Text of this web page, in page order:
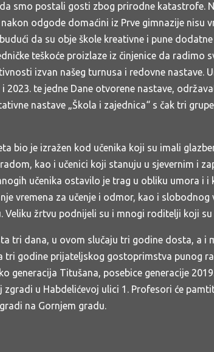
smo postali gosti zbog prirodne katastrofe.
nakon odgode domaćini iz Prve gimnazije
da su obje škole kreativne i pune
teškoće proizlaze iz činjenice da
izvan našeg turnusa i redovne
i 2023. te jedne Dane otvorene nastave,
nastave „Škola i zajednica“ s čak tri
bio je izražen kod učenika koji su imali
kao i učenici koji stanuju u sjevernim i
učenika ostavilo je trag u obliku umora i
vremena za učenje i odmor, kao i
Veliku žrtvu podnijeli su i mnogi roditelji koji
tri dana, u ovom slučaju tri godine dosta, a i
tri godine prijateljskog gostoprimstva punog
generacija Titušana, posebice generacije
zgradi u Habdelićevoj ulici 1. Profesori će
na Gornjem gradu.